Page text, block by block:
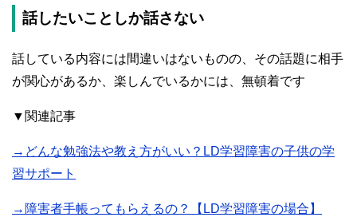
話したいことしか話さない
話している内容には間違いはないものの、その話題に相手
が関心があるか、楽しんでいるかには、無頓着です
▼関連記事
→どんな勉強法や教え方がいい？LD学習障害の子供の学
習サポート
→障害者手帳ってもらえるの？【LD学習障害の場合】